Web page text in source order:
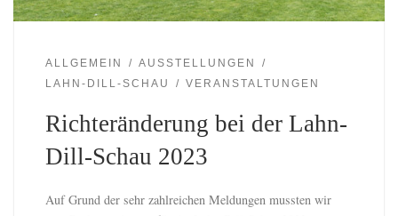
ALLGEMEIN
AUSSTELLUNGEN
LAHN-DILL-SCHAU
VERANSTALTUNGEN
Richteränderung bei der Lahn-
Dill-Schau 2023
Auf Grund der sehr zahlreichen Meldungen mussten wir